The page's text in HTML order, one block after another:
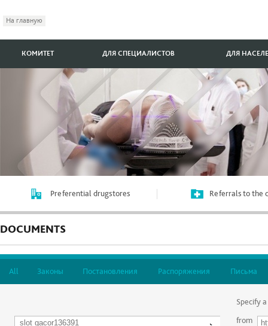
На главную
КОМИТЕТ ДЛЯ СПЕЦИАЛИСТОВ ДЛЯ
Preferential drugstores Referrals to the
DOCUMENTS
All Законы Постановления Распоряжения Письма
Specify
from